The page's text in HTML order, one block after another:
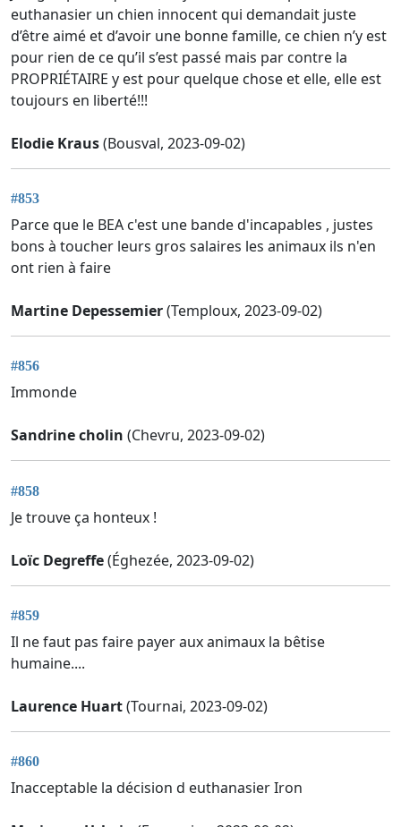
euthanasier un chien innocent qui demandait juste
d’être aimé et d’avoir une bonne famille, ce chien n’y est
pour rien de ce qu’il s’est passé mais par contre la
PROPRIÉTAIRE y est pour quelque chose et elle, elle est
toujours en liberté!!!
Elodie Kraus(Bousval, 2023-09-02)
#853
Parce que le BEA c'est une bande d'incapables , justes
bons à toucher leurs gros salaires les animaux ils n'en
ont rien à faire
Martine Depessemier(Temploux, 2023-09-02)
#856
Immonde
Sandrine cholin (Chevru, 2023-09-02)
#858
Je trouve ça honteux !
Loïc Degreffe(Éghezée, 2023-09-02)
#859
Il ne faut pas faire payer aux animaux la bêtise
humaine....
Laurence Huart(Tournai, 2023-09-02)
#860
Inacceptable la décision d euthanasier Iron